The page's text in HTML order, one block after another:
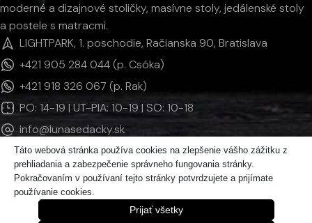
moderné a dizajnové stoličky, masívne stoly, jedálenské stoly
a postele s matracmi.
LIGHTPARK, 1. poschodie, Račianska 90, Bratislava
+421 905 284 044 (p. Csóka)
+421 918 326 067 (p. Rak)
PO: 14-19 | UT-PIA: 10-19 | SO: 10-18
info@lunasedacky.sk
INFORMÁCIE
KATEGÓRIE PRODUKTOV
Táto webová stránka používa cookies na zlepšenie vášho zážitku z
prehliadania a zabezpečenie správneho fungovania stránky.
Pokračovaním v používaní tejto stránky potvrdzujete a prijímate
používanie cookies.
Prijať všetky